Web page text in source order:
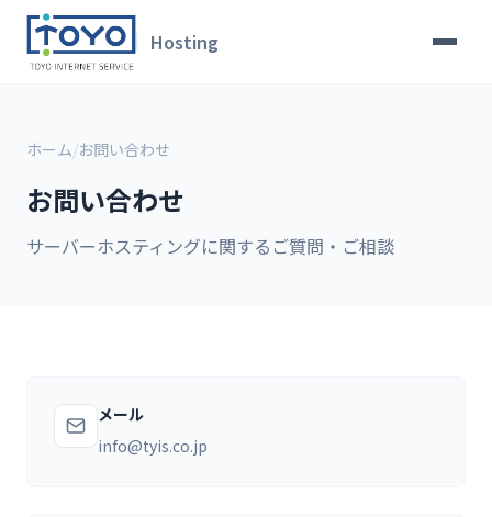
Hosting
ホーム/お問い合わせ
お問い合わせ
サーバーホスティングに関するご質問・ご相談
メール
info@tyis.co.jp